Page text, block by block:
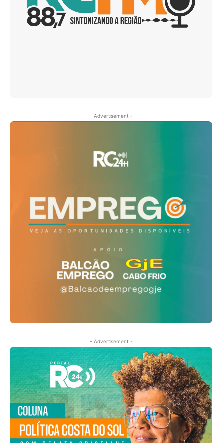
- Advertisement -
- Advertisement -